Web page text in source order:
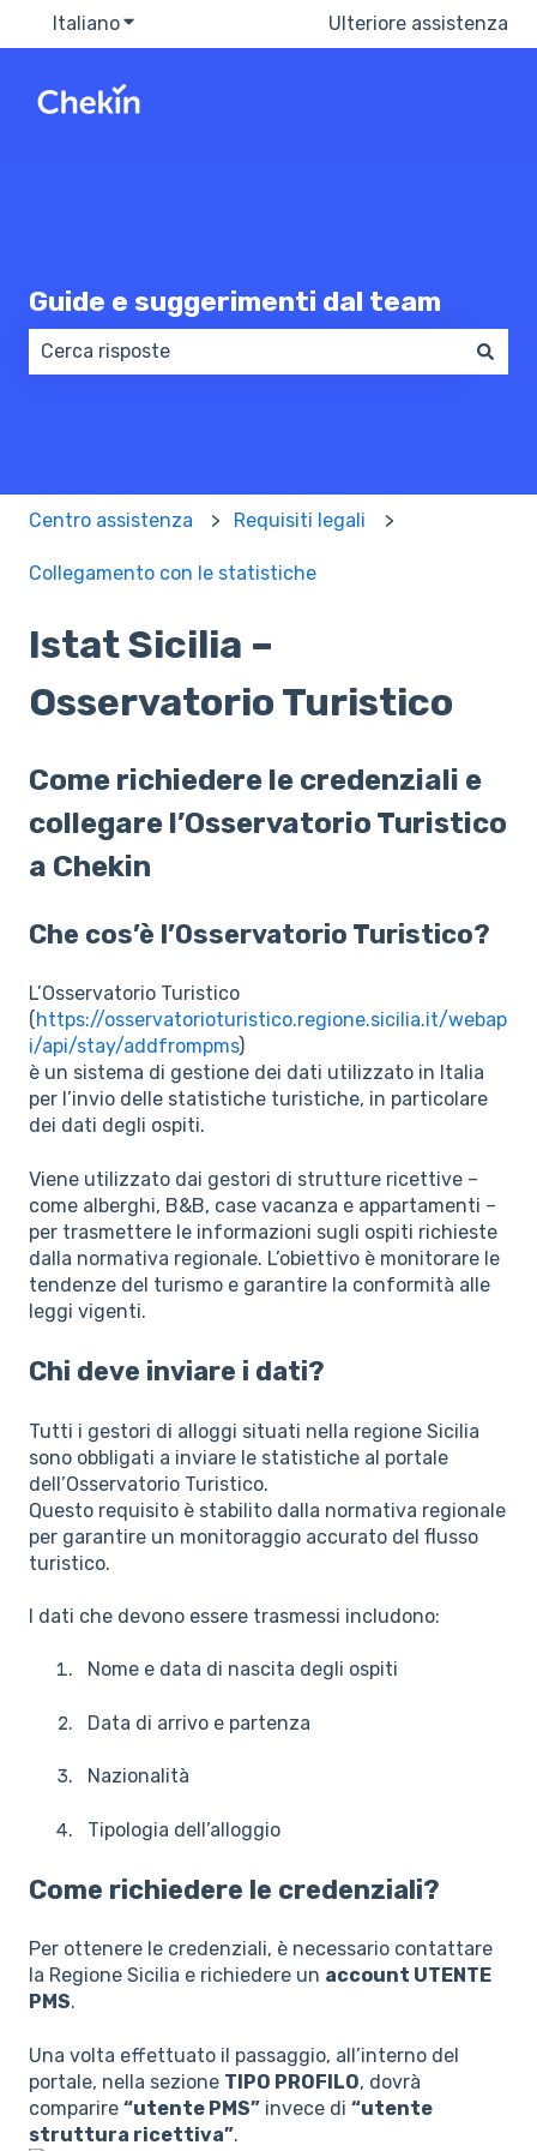
ItalianoMostra sottomenu per le traduzioni
Ulteriore assistenza
Guide e suggerimenti dal team
Centro assistenza Requisiti legali
Collegamento con le statistiche
Istat Sicilia –
Osservatorio Turistico
Come richiedere le credenziali e
collegare l’Osservatorio Turistico
a Chekin
Che cos’è l’Osservatorio Turistico?
L’Osservatorio Turistico
( https://osservatorioturistico.regione.sicilia.it/webap
i/api/stay/addfrompms)
è un sistema di gestione dei dati utilizzato in Italia
per l’invio delle statistiche turistiche, in particolare
dei dati degli ospiti.
Viene utilizzato dai gestori di strutture ricettive –
come alberghi, B&B, case vacanza e appartamenti –
per trasmettere le informazioni sugli ospiti richieste
dalla normativa regionale. L’obiettivo è monitorare le
tendenze del turismo e garantire la conformità alle
leggi vigenti.
Chi deve inviare i dati?
Tutti i gestori di alloggi situati nella regione Sicilia
sono obbligati a inviare le statistiche al portale
dell’Osservatorio Turistico.
Questo requisito è stabilito dalla normativa regionale
per garantire un monitoraggio accurato del flusso
turistico.
I dati che devono essere trasmessi includono:
Nome e data di nascita degli ospiti
Data di arrivo e partenza
Nazionalità
Tipologia dell’alloggio
Come richiedere le credenziali?
Per ottenere le credenziali, è necessario contattare
la Regione Sicilia e richiedere un account UTENTE
PMS.
Una volta effettuato il passaggio, all’interno del
portale, nella sezione TIPO PROFILO, dovrà
comparire “utente PMS” invece di “utente
struttura ricettiva”.